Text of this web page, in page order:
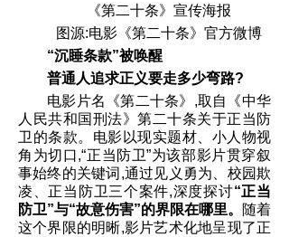
《第二十条》宣传海报
图源:电影《第二十条》官方微博
“沉睡条款”被唤醒
普通人追求正义要走多少弯路?
电影片名《第二十条》,取自《中华
人民共和国刑法》第二十条关于正当防
卫的条款。电影以现实题材、小人物视
角为切口,“正当防卫”为该部影片贯穿叙
事始终的关键词,通过见义勇为、校园欺
凌、正当防卫三个案件,深度探讨“正当
防卫”与“故意伤害”的界限在哪里。
随着
这个界限的明晰,影片艺术化地呈现了正